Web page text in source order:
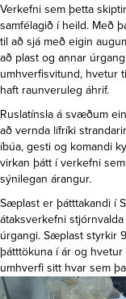
Verkefni sem þetta
samfélagið í heild. Með
til að sjá með eigin
að plast og annar
umhverfisvitund, hvetur
haft raunveruleg áhrif.
Ruslatínsla á svæðum
að vernda lífríki
íbúa, gesti og komandi
virkan þátt í verkefni
sýnilegan árangur.
Sæplast er þátttakandi í
átaksverkefni
úrgangi. Sæplast styrkir
þátttökuna í ár og
umhverfi sitt hvar sem